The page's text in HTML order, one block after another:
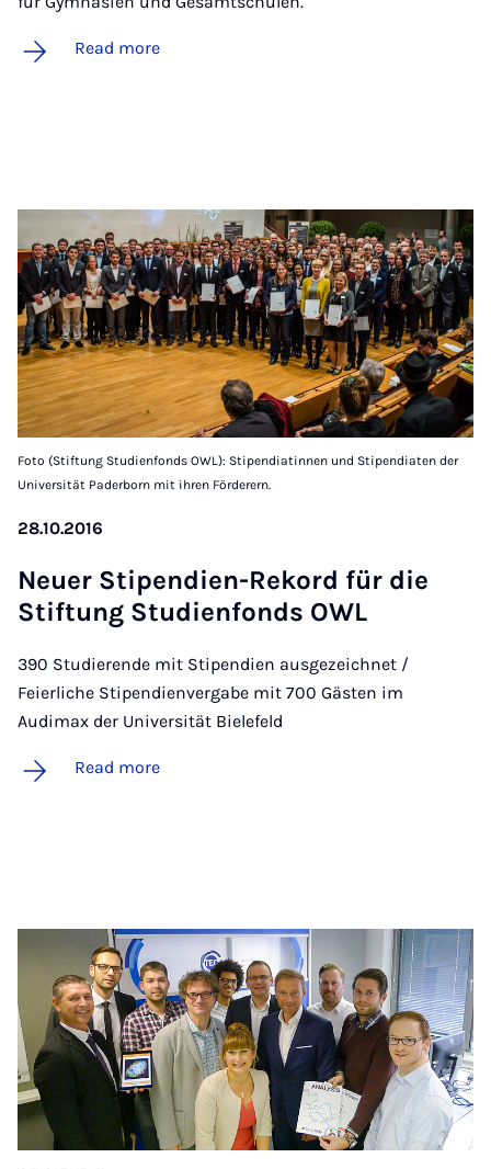
Read more
Foto (Stiftung Studienfonds OWL): Stipendiatinnen und Stipendiaten der
Universität Paderborn mit ihren Förderern.
28.10.2016
Neuer Sti­pen­di­en-Rekord für die
Stif­tung Stud­i­en­fonds OWL
390 Studierende mit Stipendien ausgezeichnet /
Feierliche Stipendienvergabe mit 700 Gästen im
Audimax der Universität Bielefeld
Read more